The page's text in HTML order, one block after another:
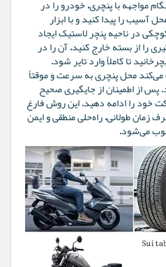
با پنچری، خودرو را در
آسیب را پیدا کنید و با ابزار
در ناحیه پنچر لاستیک ایجاد
را از بسته خارج کنید، آن را در
تا کاملاً وارد تایر شود.
محل پنچری به سرعت و موقتاً
از اطمینان از جایگیری صحیح
خود را ادامه دهید. این روش فارغ
زمان طولانی، راه‌حلی منطقی و ایمن
می‌شود.